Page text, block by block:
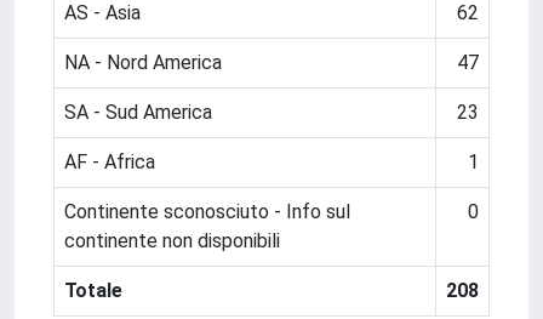
AS - Asia 62
NA - Nord America 47
SA - Sud America 23
AF - Africa 1
Continente sconosciuto - Info sul
continente non disponibili
0
Totale 208